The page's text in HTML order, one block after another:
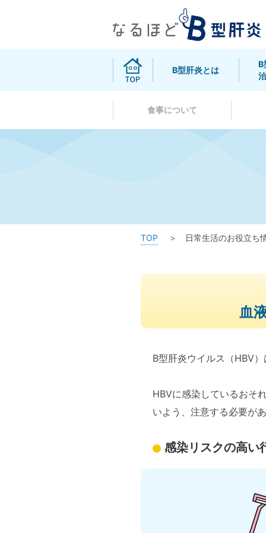
B型肝炎とは
B
食事について
TOP 日常生活のお役立ち
血
B型肝炎ウイルス（HBV
HBVに感染しているおそ
いよう、注意する必要が
感染リスクの高い